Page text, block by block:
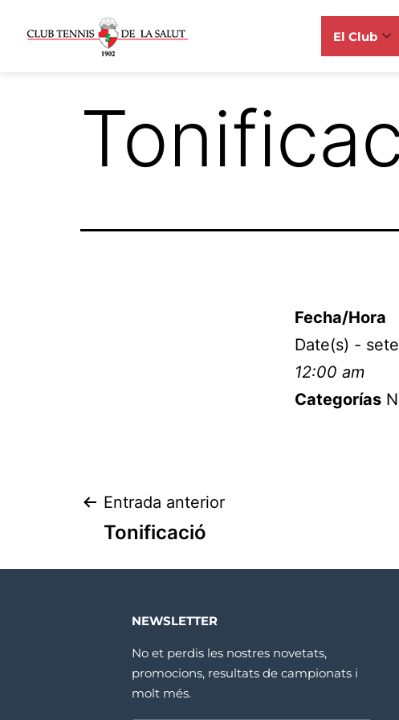
El Club
Fecha/Hora
Date(s) -
12:00 am
Categorías
Entrada anterior
Tonificació
NEWSLETTER
No et perdis les nostres novetats,
promocions, resultats de campionats i
molt més.